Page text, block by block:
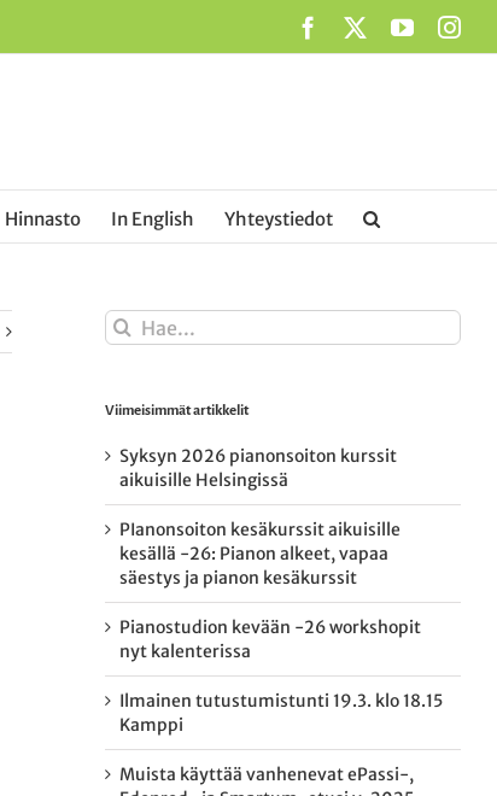
FacebookYouTube
Hinnasto In English Yhteystiedot
Etsi
...
Viimeisimmät artikkelit
Syksyn 2026 pianonsoiton kurssit
aikuisille Helsingissä
PIanonsoiton kesäkurssit aikuisille
kesällä -26: Pianon alkeet, vapaa
säestys ja pianon kesäkurssit
Pianostudion kevään -26 workshopit
nyt kalenterissa
Ilmainen tutustumistunti 19.3. klo 18.15
Kamppi
Muista käyttää vanhenevat ePassi-,